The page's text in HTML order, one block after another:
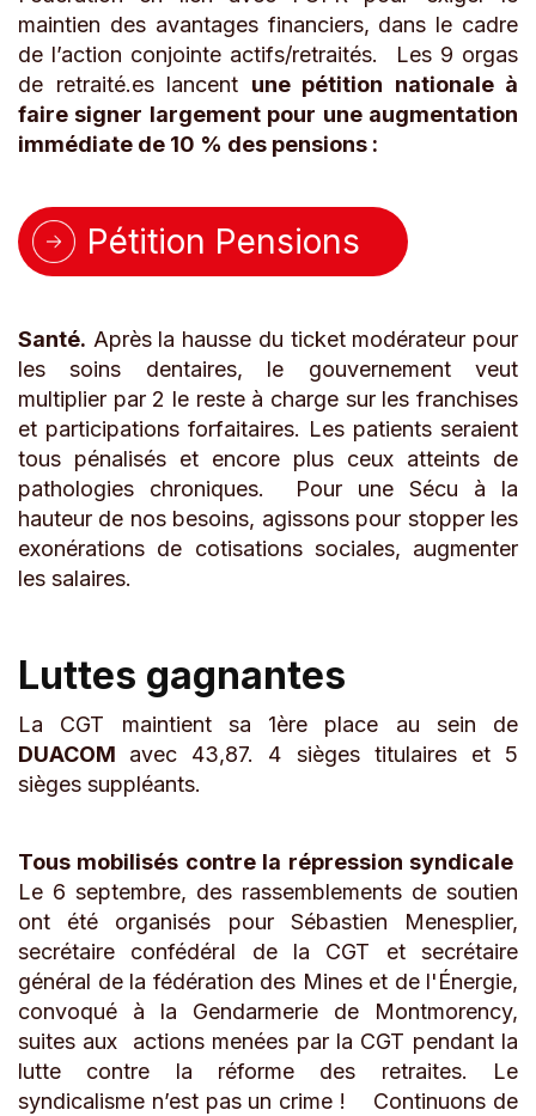
maintien des avantages financiers, dans le cadre
de l’action conjointe actifs/retraités. Les 9 orgas
de retraité.es lancent une pétition nationale à
faire signer largement pour une augmentation
immédiate de 10 % des pensions :
Pétition Pensions
Santé. Après la hausse du ticket modérateur pour
les soins dentaires, le gouvernement veut
multiplier par 2 le reste à charge sur les franchises
et participations forfaitaires. Les patients seraient
tous pénalisés et encore plus ceux atteints de
pathologies chroniques. Pour une Sécu à la
hauteur de nos besoins, agissons pour stopper les
exonérations de cotisations sociales, augmenter
les salaires.
Luttes gagnantes
La CGT maintient sa 1ère place au sein de
DUACOM avec 43,87. 4 sièges titulaires et 5
sièges suppléants.
Tous mobilisés contre la répression syndicale
Le 6 septembre, des rassemblements de soutien
ont été organisés pour Sébastien Menesplier,
secrétaire confédéral de la CGT et secrétaire
général de la fédération des Mines et de l'Énergie,
convoqué à la Gendarmerie de Montmorency,
suites aux actions menées par la CGT pendant la
lutte contre la réforme des retraites. Le
syndicalisme n’est pas un crime ! Continuons de